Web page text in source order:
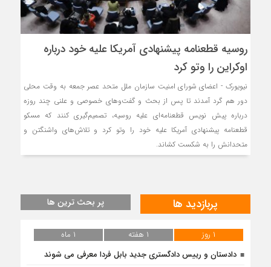
روسیه قطعنامه پیشنهادی آمریکا علیه خود درباره
اوکراین را وتو کرد
نیویورک - اعضای شورای امنیت سازمان ملل متحد عصر جمعه به وقت محلی
دور هم گرد آمدند تا پس از بحث و گفت‌وهای خصوصی و علنی چند روزه
درباره پیش نویس قطعنامه‌ای علیه روسیه، تصمیم‌گیری کنند که مسکو
قطعنامه پیشنهادی آمریکا علیه خود را وتو کرد و تلاش‌های واشنگتن و
متحدانش را به شکست کشاند.
پربازدید ها پر بحث ترین ها
۱ روز ۱ هفته
۱ ماه
دادستان و رییس دادگستری جدید بابل فردا معرفی می شوند